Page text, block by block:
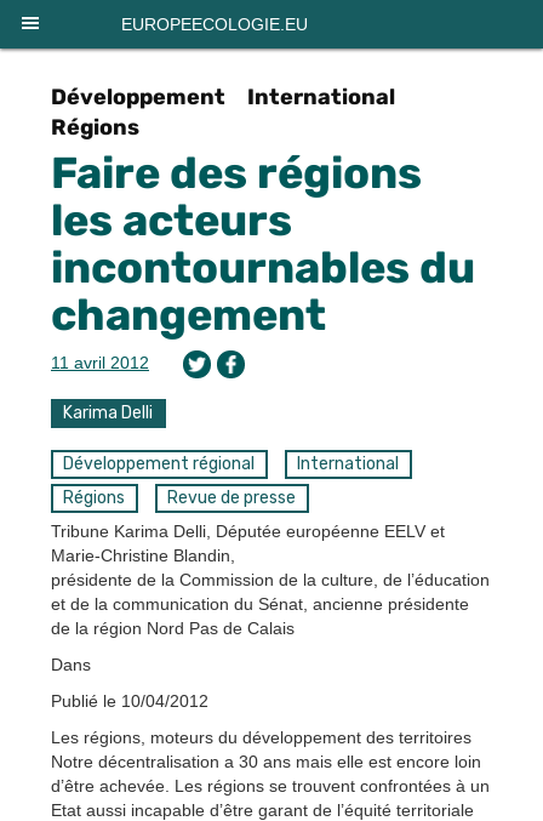
EUROPEECOLOGIE.EU
Développement
International
Régions
Faire des régions
les acteurs
incontournables du
changement
11 avril 2012
Karima Delli
Développement régional
International
Régions
Revue de presse
Tribune Karima Delli, Députée européenne EELV et
Marie-Christine Blandin,
présidente de la Commission de la culture, de l’éducation
et de la communication du Sénat, ancienne présidente
de la région Nord Pas de Calais
Dans
Publié le 10/04/2012
Les régions, moteurs du développement des territoires
Notre décentralisation a 30 ans mais elle est encore loin
d’être achevée. Les régions se trouvent confrontées à un
Etat aussi incapable d’être garant de l’équité territoriale